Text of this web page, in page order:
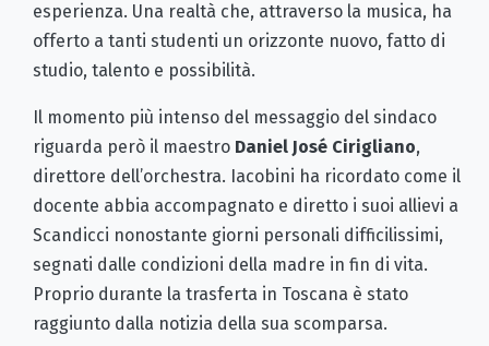
esperienza. Una realtà che, attraverso la musica, ha
offerto a tanti studenti un orizzonte nuovo, fatto di
studio, talento e possibilità.
Il momento più intenso del messaggio del sindaco
riguarda però il maestro Daniel José Cirigliano,
direttore dell’orchestra. Iacobini ha ricordato come il
docente abbia accompagnato e diretto i suoi allievi a
Scandicci nonostante giorni personali difficilissimi,
segnati dalle condizioni della madre in fin di vita.
Proprio durante la trasferta in Toscana è stato
raggiunto dalla notizia della sua scomparsa.